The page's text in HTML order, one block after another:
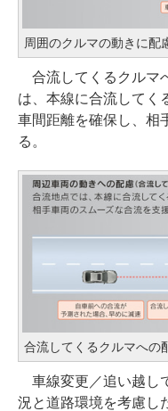
周囲のクルマの動きに配
合流してくるクルマ
は、本線に合流してく
車間距離を確保し、相
る。
合流してくるクルマへの
車線変更／追い越し
況と道路環境を考慮し